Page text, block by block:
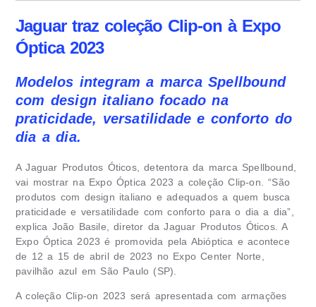
Jaguar traz coleção Clip-on à Expo
Óptica 2023
Modelos integram a marca Spellbound
com design italiano focado na
praticidade, versatilidade e conforto do
dia a dia.
A Jaguar Produtos Óticos, detentora da marca Spellbound,
vai mostrar na Expo Óptica 2023 a coleção Clip-on. “São
produtos com design italiano e adequados a quem busca
praticidade e versatilidade com conforto para o dia a dia”,
explica João Basile, diretor da Jaguar Produtos Óticos. A
Expo Óptica 2023 é promovida pela Abióptica e acontece
de 12 a 15 de abril de 2023 no Expo Center Norte,
pavilhão azul em São Paulo (SP).
A coleção Clip-on 2023 será apresentada com armações